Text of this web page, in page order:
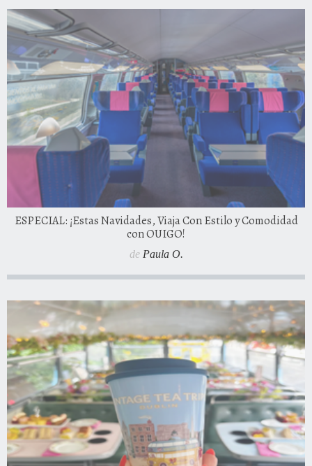
ESPECIAL: ¡Estas Navidades, Viaja Con Estilo y Comodidad
con OUIGO!
de Paula O.